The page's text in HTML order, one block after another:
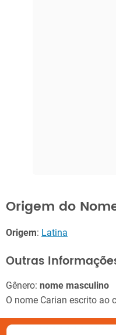
Origem do
Origem: Latina
Outras
Gênero: nome masculino
O nome Carian escrito ao